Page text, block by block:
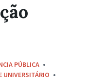
PÚBLICA
UNIVERSITÁRIO